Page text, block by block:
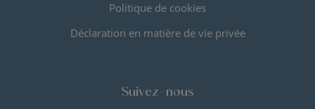
Politique de cookies
Déclaration en matière de vie privée
Suivez-nous